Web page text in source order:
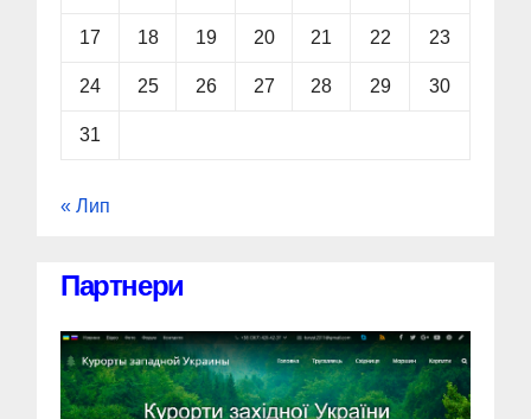
17 18 19 20 21 22 23
24 25 26 27 28 29 30
31
« Лип
Партнери